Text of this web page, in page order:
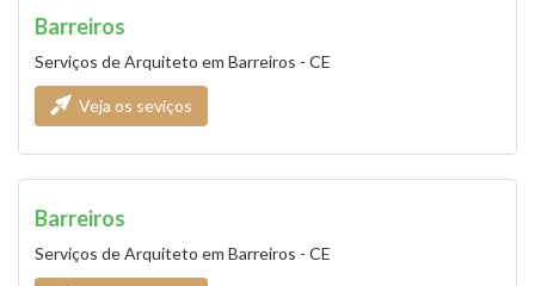
Barreiros
Serviços de Arquiteto em Barreiros - CE
Veja os seviços
Barreiros
Serviços de Arquiteto em Barreiros - CE